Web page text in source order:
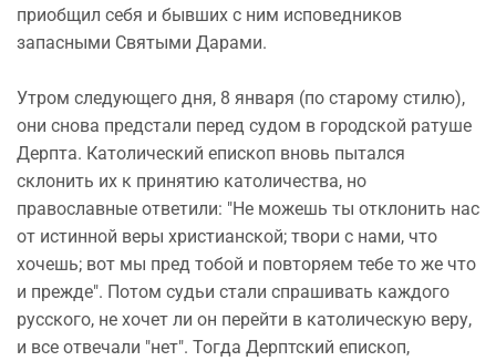
приобщил себя и бывших с ним исповедников
запасными Святыми Дарами.
Утром следующего дня, 8 января (по старому стилю),
они снова предстали перед судом в городской ратуше
Дерпта. Католический епископ вновь пытался
склонить их к принятию католичества, но
православные ответили: "Не можешь ты отклонить нас
от истинной веры христианской; твори с нами, что
хочешь; вот мы пред тобой и повторяем тебе то же что
и прежде". Потом судьи стали спрашивать каждого
русского, не хочет ли он перейти в католическую веру,
и все отвечали "нет". Тогда Дерптский епископ,